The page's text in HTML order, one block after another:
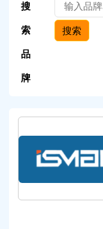
搜
索
品
牌
搜索